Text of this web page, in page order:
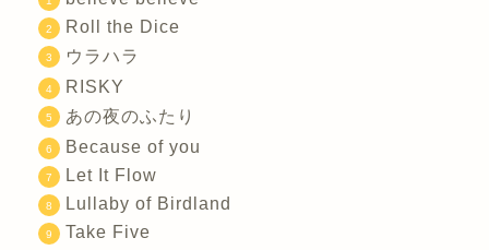
Roll the Dice
ウラハラ
RISKY
あの夜のふたり
Because of you
Let It Flow
Lullaby of Birdland
Take Five